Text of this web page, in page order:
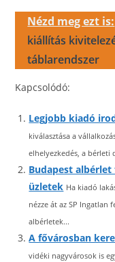
Nézd meg ezt is:
kiállítás
táblarendszer
Kapcsolódó:
Legjobb kiadó
kiválasztása a
elhelyezkedés, a bérleti
Budapest albérlet
üzletek Ha kiadó
nézze át az SP
albérletek...
A fővárosban
vidéki nagyvárosok is